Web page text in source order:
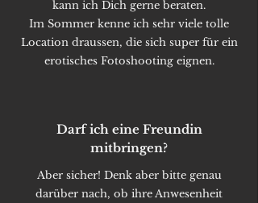
kann ich Dich gerne beraten.
Im Sommer kenne ich sehr viele tolle
Location draussen, die sich super für ein
erotisches Fotoshooting eignen.
Darf ich eine Freundin
mitbringen?
Aber sicher! Denk aber bitte genau
darüber nach, ob ihre Anwesenheit